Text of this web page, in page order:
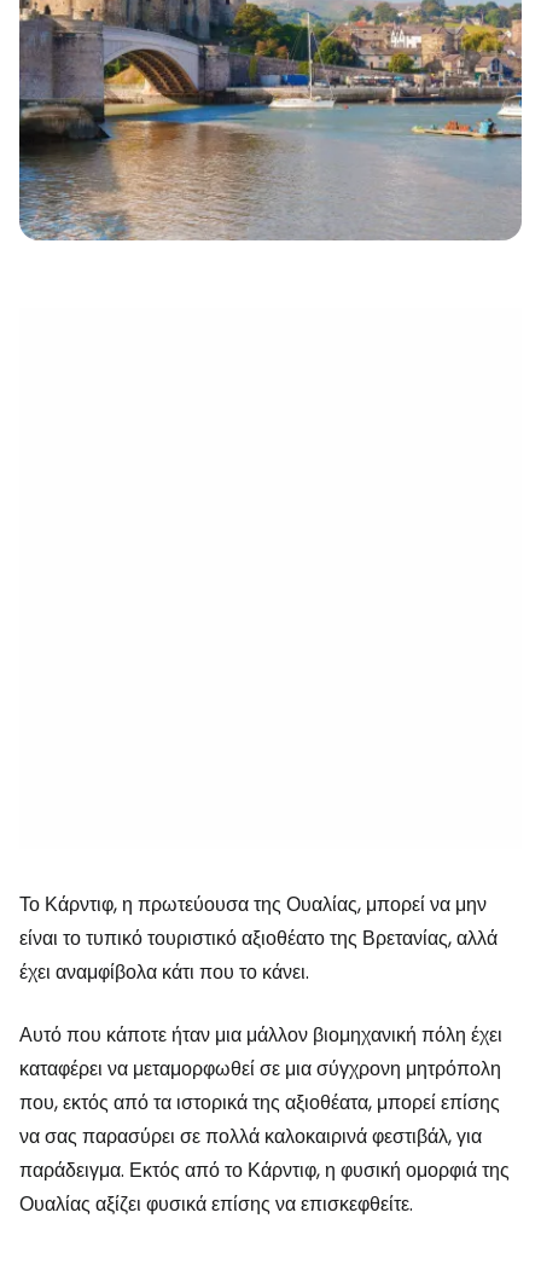
Το Κάρντιφ, η πρωτεύουσα της Ουαλίας, μπορεί να μην
είναι το τυπικό τουριστικό αξιοθέατο της Βρετανίας, αλλά
έχει αναμφίβολα κάτι που το κάνει.
Αυτό που κάποτε ήταν μια μάλλον βιομηχανική πόλη έχει
καταφέρει να μεταμορφωθεί σε μια σύγχρονη μητρόπολη
που, εκτός από τα ιστορικά της αξιοθέατα, μπορεί επίσης
να σας παρασύρει σε πολλά καλοκαιρινά φεστιβάλ, για
παράδειγμα. Εκτός από το Κάρντιφ, η φυσική ομορφιά της
Ουαλίας αξίζει φυσικά επίσης να επισκεφθείτε.